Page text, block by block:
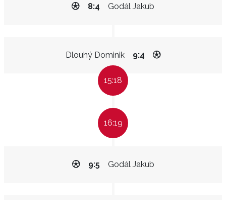
Godál Jakub
8:4
Dlouhý Dominik 9:4
15:18
16:19
Godál Jakub
9:5